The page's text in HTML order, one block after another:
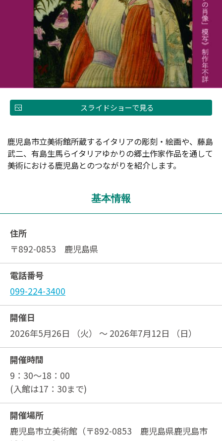
スライドショーで見る
鹿児島市立美術館所蔵するイタリアの彫刻・絵画や、藤島
武二、有島生馬らイタリアゆかりの郷土作家作品を通して
美術における鹿児島とのつながりを紹介します。
基本情報
住所
〒892-0853 鹿児島県
電話番号
099-224-3400
開催日
2026年5月26日 （火） ～ 2026年7月12日 （日）
開催時間
9：30～18：00
(入館は17：30まで)
開催場所
鹿児島市立美術館（〒892-0853 鹿児島県鹿児島市